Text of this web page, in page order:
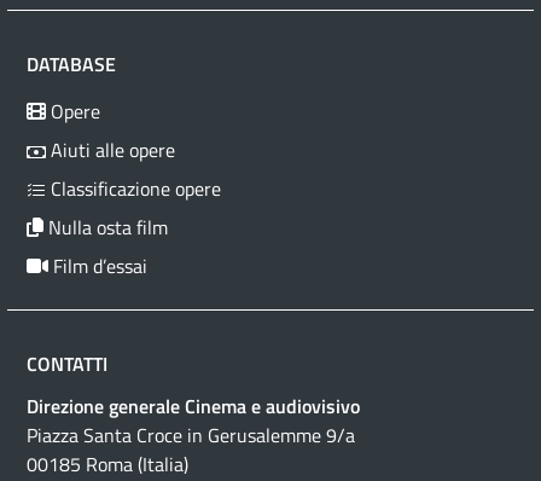
DATABASE
Opere
Aiuti alle opere
Classificazione opere
Nulla osta film
Film d’essai
CONTATTI
Direzione generale Cinema e audiovisivo
Piazza Santa Croce in Gerusalemme 9/a
00185 Roma (Italia)